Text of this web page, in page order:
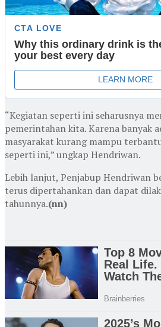
“Kegiatan seperti ini seharusnya
pemerintahan kita. Karena banyak
masyarakat kurang mampu
seperti ini,” ungkap Hendriwan.
Lebih lanjut, Penjabup Hendriwan
terus dipertahankan dan dapat
tahunnya.(nn)